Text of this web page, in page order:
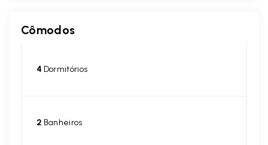
Cômodos
4 Dormitórios
2 Banheiros